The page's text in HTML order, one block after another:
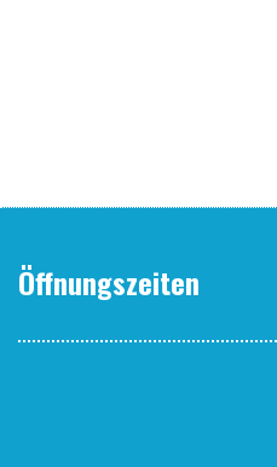
Öffnungszeiten